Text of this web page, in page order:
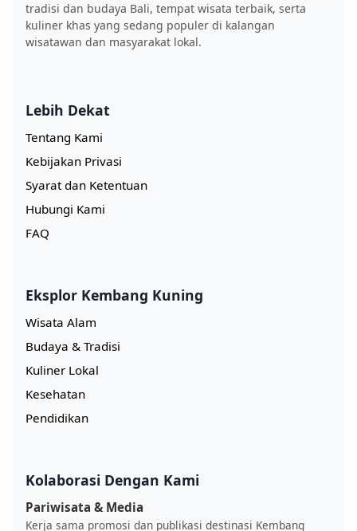
tradisi dan budaya Bali, tempat wisata terbaik, serta
kuliner khas yang sedang populer di kalangan
wisatawan dan masyarakat lokal.
Lebih Dekat
Tentang Kami
Kebijakan Privasi
Syarat dan Ketentuan
Hubungi Kami
FAQ
Eksplor Kembang Kuning
Wisata Alam
Budaya & Tradisi
Kuliner Lokal
Kesehatan
Pendidikan
Kolaborasi Dengan Kami
Pariwisata & Media
Kerja sama promosi dan publikasi destinasi Kembang